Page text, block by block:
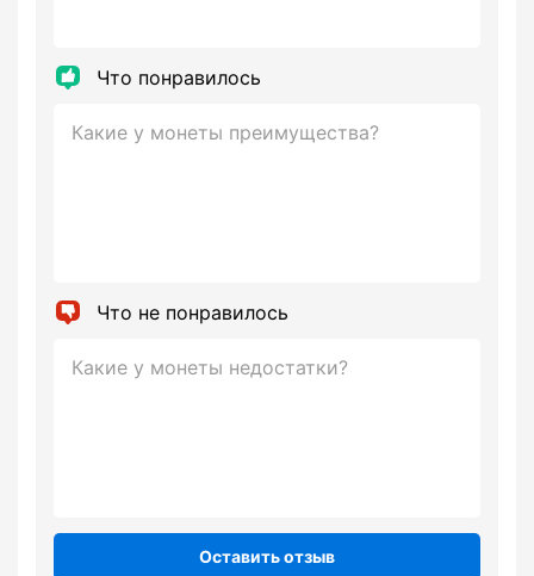
Что понравилось
Что не понравилось
Оставить отзыв